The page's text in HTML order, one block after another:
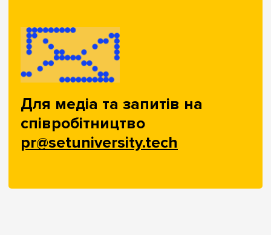
Для медіа та запитів на
співробітництво
pr@setuniversity.tech